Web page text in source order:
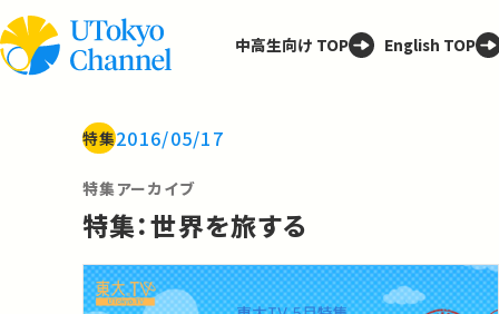
中高生向け TOP English TOP
特集2016/05/17
特集アーカイブ
特集：世界を旅する